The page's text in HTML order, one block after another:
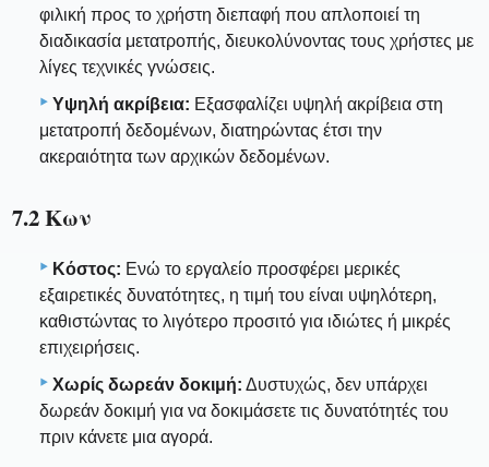
φιλική προς το χρήστη διεπαφή που απλοποιεί τη
διαδικασία μετατροπής, διευκολύνοντας τους χρήστες με
λίγες τεχνικές γνώσεις.
Υψηλή ακρίβεια: Εξασφαλίζει υψηλή ακρίβεια στη
μετατροπή δεδομένων, διατηρώντας έτσι την
ακεραιότητα των αρχικών δεδομένων.
7.2 Κων
Κόστος: Ενώ το εργαλείο προσφέρει μερικές
εξαιρετικές δυνατότητες, η τιμή του είναι υψηλότερη,
καθιστώντας το λιγότερο προσιτό για ιδιώτες ή μικρές
επιχειρήσεις.
Χωρίς δωρεάν δοκιμή: Δυστυχώς, δεν υπάρχει
δωρεάν δοκιμή για να δοκιμάσετε τις δυνατότητές του
πριν κάνετε μια αγορά.